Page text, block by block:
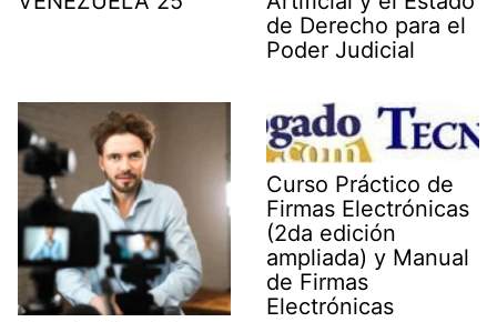
de Derecho para el
Poder Judicial
Curso Práctico de
Firmas Electrónicas
(2da edición
ampliada) y Manual
de Firmas
Electrónicas